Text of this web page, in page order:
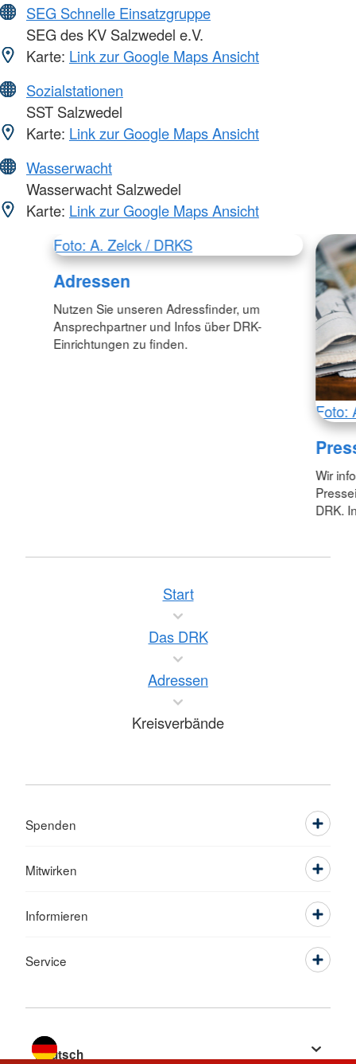
SEG Schnelle Einsatzgruppe
SEG des KV Salzwedel e.V.
Karte: Link zur Google Maps Ansicht
Sozialstationen
SST Salzwedel
Karte: Link zur Google Maps Ansicht
Wasserwacht
Wasserwacht Salzwedel
Karte: Link zur Google Maps Ansicht
Foto: A. Zelck / DRKS
Adressen
Nutzen Sie unseren Adressfinder, um
Ansprechpartner und Infos über DRK-
Einrichtungen zu finden.
Foto:
Wir
DRK.
Start
Das DRK
Adressen
Kreisverbände
Spenden
Mitwirken
Informieren
Service
Sprache wechseln zu